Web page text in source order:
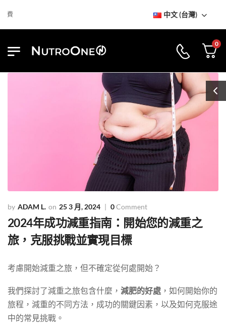
到訪NutroOne陳列室 免基本運費
中文 (台灣)
0
ADAM L. 25 3 月, 2024 0Comment
2024年成功減重指南：開始您的減重之
旅，克服挑戰並實現目標
考慮開始減重之旅，但不確定從何處開始？
我們探討了減重之旅包含什麼， 減肥的好處 ，如何開始你的
旅程，減重的不同方法，成功的關鍵因素，以及如何克服途
中的常見挑戰。